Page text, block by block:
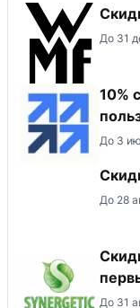
До 31
10%
До 3
До 28
До 31